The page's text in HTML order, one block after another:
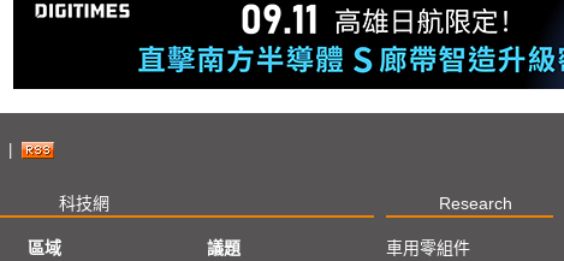
科技網 Research
區域
議題
車用零組件